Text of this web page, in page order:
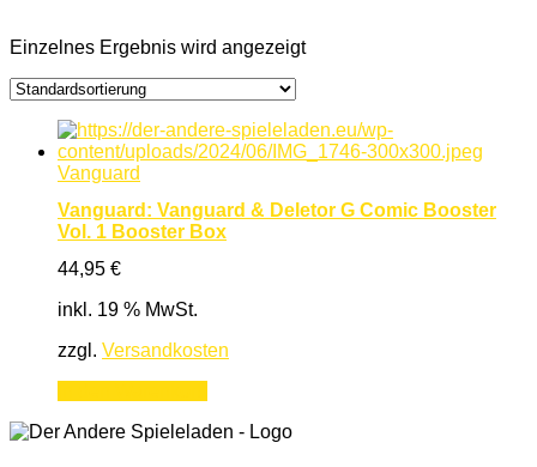
Einzelnes Ergebnis wird angezeigt
Vanguard
Vanguard: Vanguard & Deletor G Comic Booster
Vol. 1 Booster Box
44,95 €
inkl. 19 % MwSt.
zzgl. Versandkosten